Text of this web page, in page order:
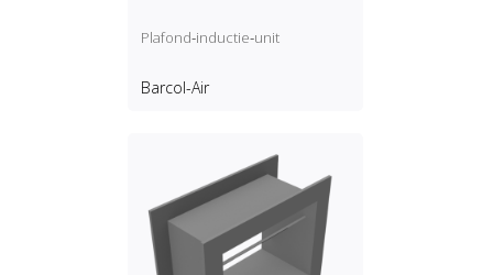
Plafond‑inductie‑unit
Barcol-Air